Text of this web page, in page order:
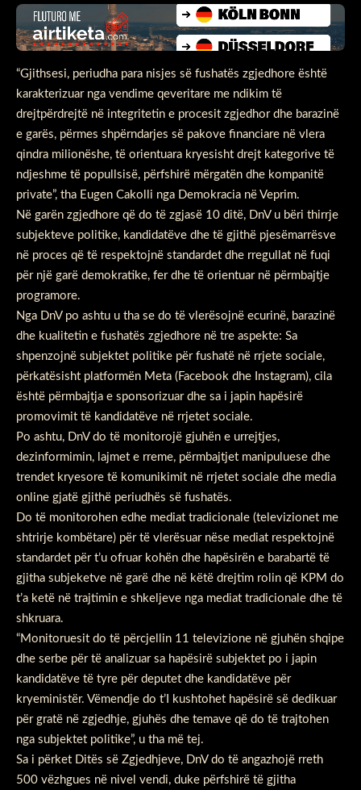
“Gjithsesi, periudha para nisjes së fushatës zgjedhore është
karakterizuar nga vendime qeveritare me ndikim të
drejtpërdrejtë në integritetin e procesit zgjedhor dhe barazinë
e garës, përmes shpërndarjes së pakove financiare në vlera
qindra milionëshe, të orientuara kryesisht drejt kategorive të
ndjeshme të popullsisë, përfshirë mërgatën dhe kompanitë
private”, tha Eugen Cakolli nga Demokracia në Veprim.
Në garën zgjedhore që do të zgjasë 10 ditë, DnV u bëri thirrje
subjekteve politike, kandidatëve dhe të gjithë pjesëmarrësve
në proces që të respektojnë standardet dhe rregullat në fuqi
për një garë demokratike, fer dhe të orientuar në përmbajtje
programore.
Nga DnV po ashtu u tha se do të vlerësojnë ecurinë, barazinë
dhe kualitetin e fushatës zgjedhore në tre aspekte: Sa
shpenzojnë subjektet politike për fushatë në rrjete sociale,
përkatësisht platformën Meta (Facebook dhe Instagram), cila
është përmbajtja e sponsorizuar dhe sa i japin hapësirë
promovimit të kandidatëve në rrjetet sociale.
Po ashtu, DnV do të monitorojë gjuhën e urrejtjes,
dezinformimin, lajmet e rreme, përmbajtjet manipuluese dhe
trendet kryesore të komunikimit në rrjetet sociale dhe media
online gjatë gjithë periudhës së fushatës.
Do të monitorohen edhe mediat tradicionale (televizionet me
shtrirje kombëtare) për të vlerësuar nëse mediat respektojnë
standardet për t’u ofruar kohën dhe hapësirën e barabartë të
gjitha subjeketve në garë dhe në këtë drejtim rolin që KPM do
t’a ketë në trajtimin e shkeljeve nga mediat tradicionale dhe të
shkruara.
“Monitoruesit do të përcjellin 11 televizione në gjuhën shqipe
dhe serbe për të analizuar sa hapësirë subjektet po i japin
kandidatëve të tyre për deputet dhe kandidatëve për
kryeministër. Vëmendje do t’I kushtohet hapësirë së dedikuar
për gratë në zgjedhje, gjuhës dhe temave që do të trajtohen
nga subjektet politike”, u tha më tej.
Sa i përket Ditës së Zgjedhjeve, DnV do të angazhojë rreth
500 vëzhgues në nivel vendi, duke përfshirë të gjitha